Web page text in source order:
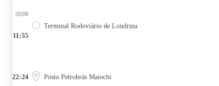
11:55
20/08
Terminal Rodoviário de Londrina
22:24 Posto Petrobrás Maiochi